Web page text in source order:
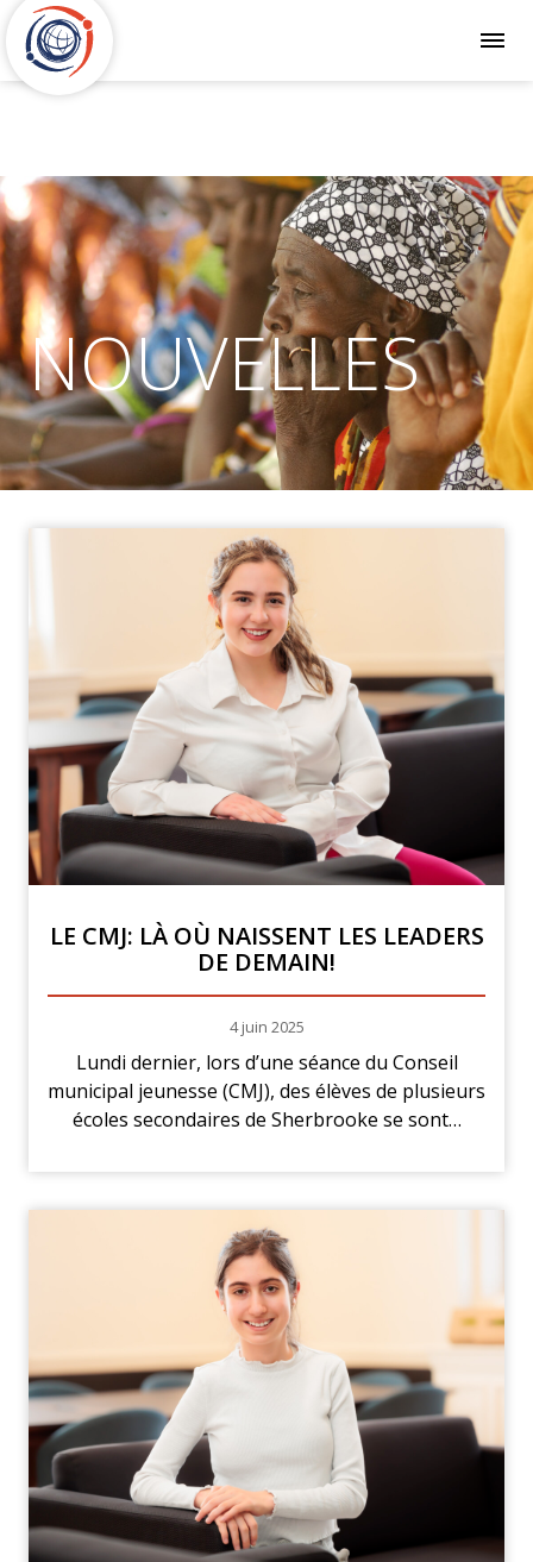
NOUVELLES
LE CMJ: LÀ OÙ NAISSENT LES LEADERS
DE DEMAIN!
4 juin 2025
Lundi dernier, lors d’une séance du Conseil
municipal jeunesse (CMJ), des élèves de plusieurs
écoles secondaires de Sherbrooke se sont…